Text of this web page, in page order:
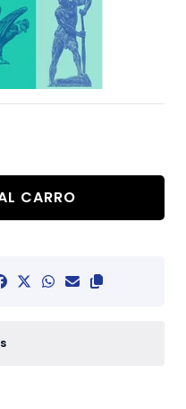
CARRO